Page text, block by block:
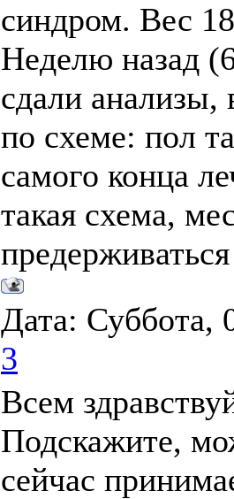
синдром. Вес
Неделю назад
сдали анализы,
по схеме: пол
самого конца
такая схема,
Дата: Суббота,
3
Всем
Подскажите,
сейчас